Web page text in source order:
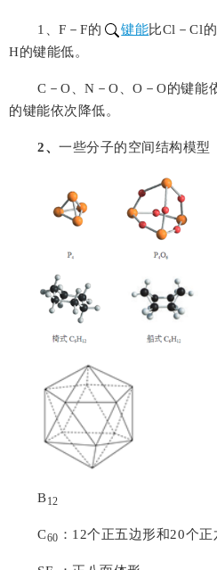
1 、F－F的 键能比Cl－Cl
H的键能低。
C－O 、N－O 、O－O的键能
的键能依次降低。
2、一些分子的空间结构模型
B12
C60 ： 12个正五边形和20个正